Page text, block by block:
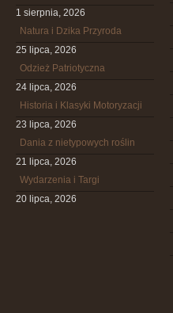
1 sierpnia, 2026
Natura i Dzika Przyroda
25 lipca, 2026
Odzież Patriotyczna
24 lipca, 2026
Historia i Klasyki Motoryzacji
23 lipca, 2026
Dania z nietypowych roślin
21 lipca, 2026
Wydarzenia i Targi
20 lipca, 2026